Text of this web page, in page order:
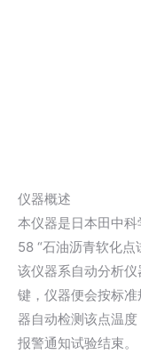
仪器概述
本仪器是日本田中
58 “石油沥青软化点
该仪器系自动分析
键，仪器便会按标
器自动检测该点温
报警通知试验结束。